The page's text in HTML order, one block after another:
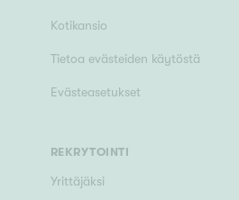
Kotikansio
Tietoa evästeiden käytöstä
Evästeasetukset
REKRYTOINTI
Yrittäjäksi